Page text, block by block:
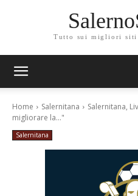
Tutto sui migliori siti
Home Salernitana
Salernitana,
migliorare la..."
Salernitana